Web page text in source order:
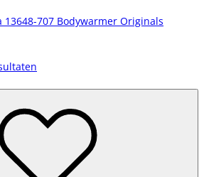
13648-707 Bodywarmer Originals